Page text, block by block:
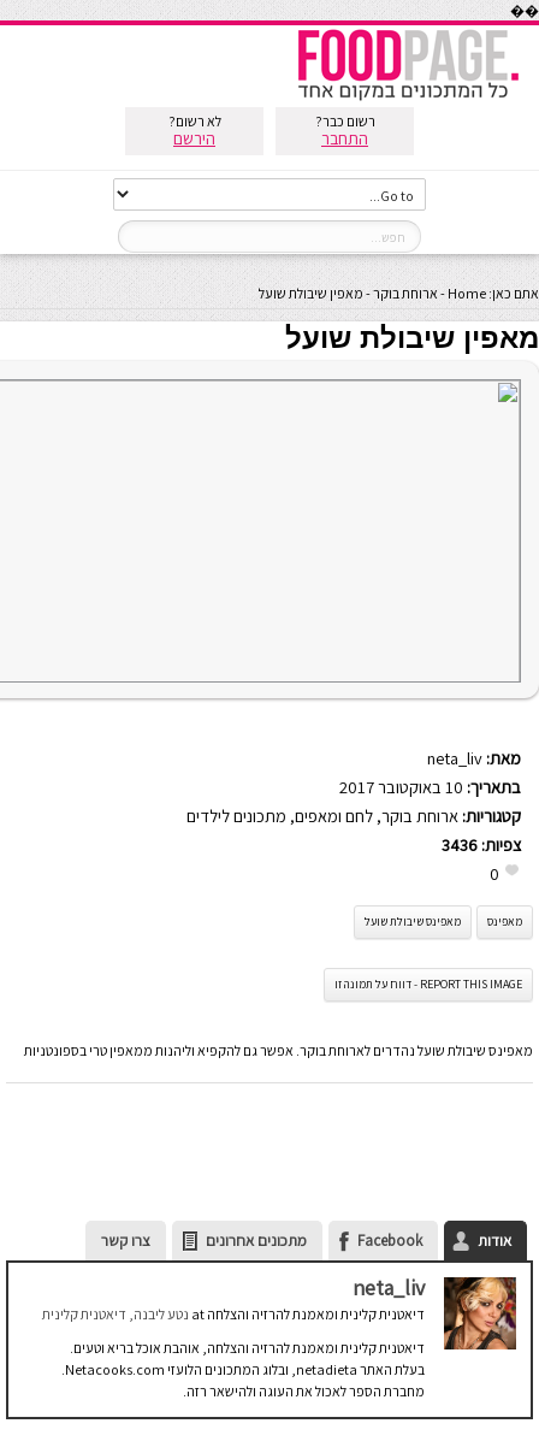
��
רשום כבר?
התחבר
לא רשום?
הירשם
אתם כאן: Home
- ארוחת בוקר- מאפין שיבולת שועל
מאפין שיבולת שועל
מאת: neta_liv
בתאריך:
קטגוריות: ארוחת בוקר, לחם ומאפים, מתכונים לילדים
צפיות: 3436
0
מאפינס מאפינס שיבולת שועל
REPORT THIS IMAGE - דווח על תמונה זו
מאפינס שיבולת שועל נהדרים לארוחת בוקר. אפשר גם להקפיא וליהנות ממאפין טרי בספונטניות
אודות Facebook מתכונים אחרונים צרו קשר
neta_liv
דיאטנית קלינית ומאמנת להרזיה והצלחה
נטע ליבנה, דיאטנית קלינית
דיאטנית קלינית ומאמנת להרזיה והצלחה, אוהבת אוכל בריא וטעים.
בעלת האתר netadieta, ובלוג המתכונים הלועזי Netacooks.com.
מחברת הספר לאכול את העוגה ולהישאר רזה.